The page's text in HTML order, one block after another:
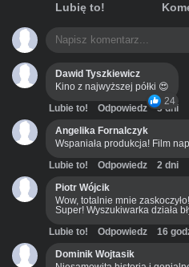
Lubię to!
Dawid Tyszkiewicz
Kino z najwyższej półki 😍
24
Lubie to! Odpowiedz
3 dni
Angelika Fornalczyk
Wspaniała produkcja! Film
Lubie to! Odpowiedz
2 dni
Piotr Wójcik
Wow, totalnie mnie
Super! Wyszukiwarka działa
Lubie to! Odpowiedz
16
Dominik Wojtasik